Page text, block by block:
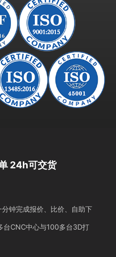
24h可交货
钟完成报价、比价、自助下
台CNC中心与100多台3D打